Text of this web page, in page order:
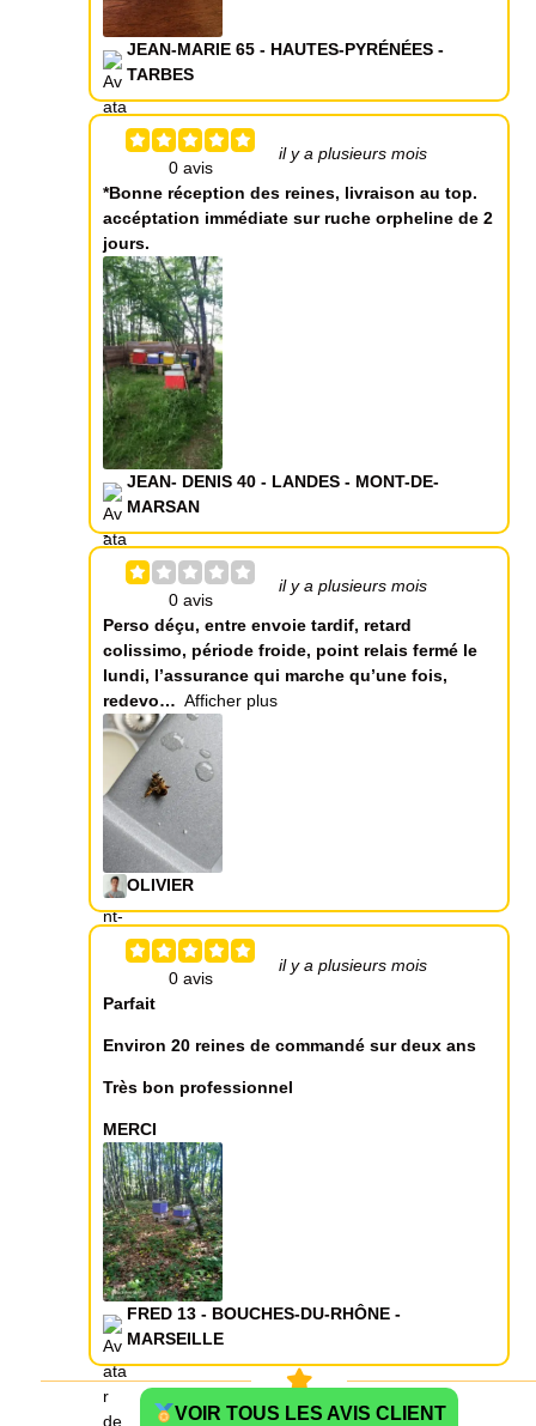
JEAN-MARIE 65 - HAUTES-PYRÉNÉES -
TARBES
il y a plusieurs mois
*Bonne réception des reines, livraison au top.
accéptation immédiate sur ruche orpheline de 2
jours.
JEAN- DENIS 40 - LANDES - MONT-DE-
MARSAN
il y a plusieurs mois
Perso déçu, entre envoie tardif, retard
colissimo, période froide, point relais fermé le
lundi, l’assurance qui marche qu’une fois,
redevo
Afficher plus
OLIVIER
il y a plusieurs mois
Parfait
Environ 20 reines de commandé sur deux ans
Très bon professionnel
MERCI
FRED 13 - BOUCHES-DU-RHÔNE -
MARSEILLE
VOIR TOUS LES AVIS CLIENT